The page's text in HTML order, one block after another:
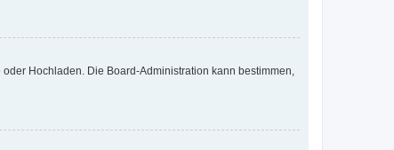
Hochladen. Die Board-Administration kann bestimmen,